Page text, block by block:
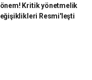
Kritik yönetmelik
Resmi'leşti